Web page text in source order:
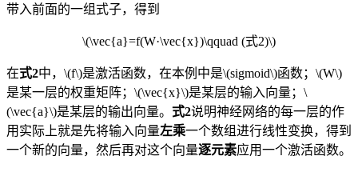
带入前面的一组式子，得到
\(\vec{a}=f(W·\vec{x})\qquad (式2)\)
在式2中，\(f\)是激活函数，在本例中是\(sigmoid\)函数；\(W\)
是某一层的权重矩阵；\(\vec{x}\)是某层的输入向量；\
(\vec{a}\)是某层的输出向量。 式2说明神经网络的每一层的作
用实际上就是先将输入向量左乘一个数组进行线性变换，得到
一个新的向量，然后再对这个向量逐元素应用一个激活函数。